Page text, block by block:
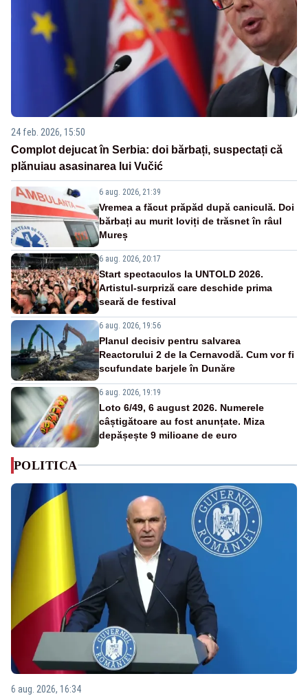
24 feb. 2026, 15:50
Complot dejucat în Serbia: doi bărbați, suspectați că
plănuiau asasinarea lui Vučić
6 aug. 2026, 21:39
Vremea a făcut prăpăd după caniculă. Doi
bărbați au murit loviți de trăsnet în râul
Mureș
6 aug. 2026, 20:17
Start spectaculos la UNTOLD 2026.
Artistul-surpriză care deschide prima
seară de festival
6 aug. 2026, 19:56
Planul decisiv pentru salvarea
Reactorului 2 de la Cernavodă. Cum vor fi
scufundate barjele în Dunăre
6 aug. 2026, 19:19
Loto 6/49, 6 august 2026. Numerele
câștigătoare au fost anunțate. Miza
depășește 9 milioane de euro
POLITICA
6 aug. 2026, 16:34